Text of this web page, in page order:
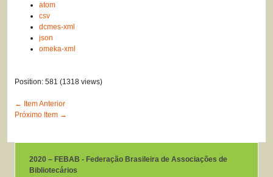
atom
csv
dcmes-xml
json
omeka-xml
Position: 581 (1318 views)
← Item Anterior
Próximo Item →
2020 – FEBAB - Federação Brasileira de Associações de
Bibliotecários